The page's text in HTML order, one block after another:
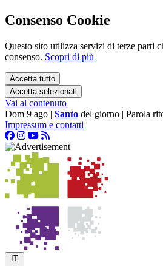
Consenso Cookie
Questo sito utilizza servizi di terze parti
consenso. Scopri di più
Accetta tutto
Accetta selezionati
Vai al contenuto
Dom 9 ago | Santo del giorno | Parola
Impressum e contatti |
IT